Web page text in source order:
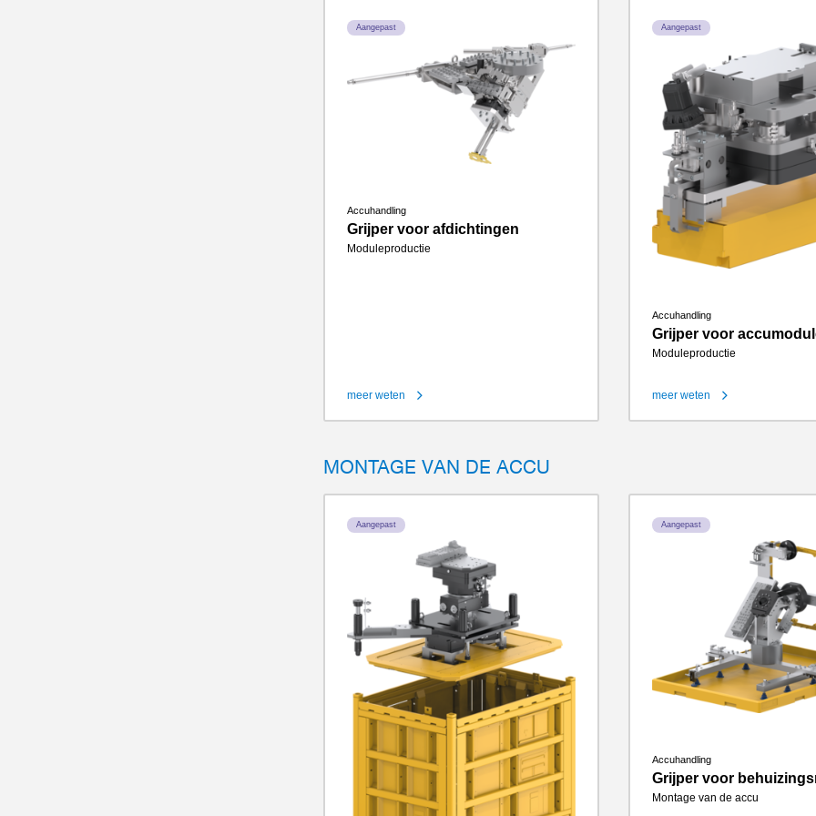
Aangepast
Accuhandling
Grijper voor afdichtingen
Moduleproductie
meer weten
Aangepast
Accuhandling
Grijper voor
Moduleproductie
meer weten
MONTAGE VAN DE ACCU
Aangepast Aangepast
Accuhandling
Grijper voor
Montage van de accu